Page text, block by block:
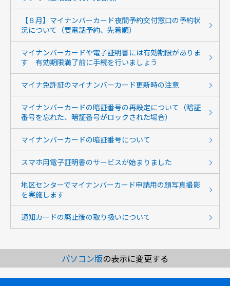
【８月】マイナンバーカード夜間予約交付窓口の予約状
況について（要電話予約、先着順）
マイナンバーカードや電子証明書には有効期限がありま
す 有効期限満了前に手続を行いましょう
マイナ免許証のマイナンバーカード更新時の注意
マイナンバーカードの暗証番号の再設定について（暗証
番号を忘れた、暗証番号がロックされた場合）
マイナンバーカードの暗証番号について
スマホ用電子証明書のサービスが始まりました
地区センターでマイナンバーカード申請用の顔写真撮影
を実施します
通知カードの廃止後の取り扱いについて
パソコン版の表示に変更する